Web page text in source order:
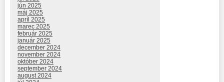
jún 2025
máj 2025
apríl 2025
marec 2025
február 2025
január 2025
december 2024
november 2024
október 2024
september 2024
august 2024